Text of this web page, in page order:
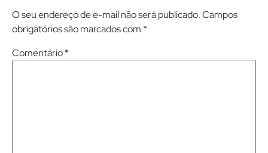
O seu endereço de e-mail não será publicado.Campos
obrigatórios são marcados com *
Comentário*